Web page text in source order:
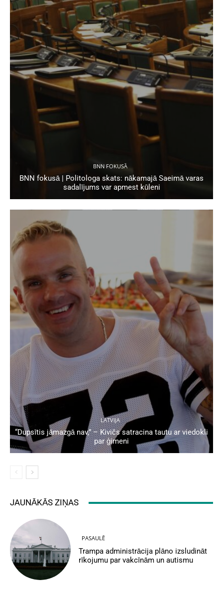
BNN FOKUSĀ
BNN fokusā | Politologa skats: nākamajā Saeimā varas
sadalījums var apmest kūleni
LATVIJA
“Dupsītis jāmazgā nav,” – Kivičs satracina tautu ar viedokli
par ģimeni
JAUNĀKĀS ZIŅAS
PASAULĒ
Trampa administrācija plāno izsludināt
rīkojumu par vakcīnām un autismu